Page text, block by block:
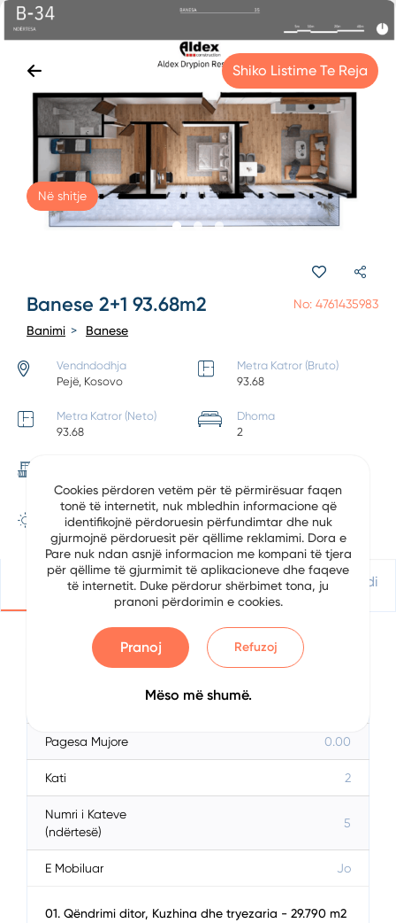
Shiko Listime Te Reja
No: 4761435983
Në shitje
Banese 2+1 93.68m2
Banimi Banese
Vendndodhja
Pejë, Kosovo
Metra Katror (Bruto)
93.68
Metra Katror (Neto)
93.68
Dhoma
2
1
Pozicionimi
Veri
Detajet Vendndodhje Apliko Për Kredi
Përshkrimi
Pagesa Mujore 0.00
Kati 2
Numri i Kateve
(ndërtesë)
5
E Mobiluar Jo
01. Qëndrimi ditor, Kuzhina dhe tryezaria - 29.790 m2
Cookies përdoren vetëm për të përmirësuar faqen
tonë të internetit, nuk mbledhin informacione që
identifikojnë përdoruesin përfundimtar dhe nuk
gjurmojnë përdoruesit për qëllime reklamimi. Dora e
Pare nuk ndan asnjë informacion me kompani të tjera
për qëllime të gjurmimit të aplikacioneve dhe faqeve
të internetit. Duke përdorur shërbimet tona, ju
pranoni përdorimin e cookies.
Pranoj Refuzoj
Mëso më shumë.